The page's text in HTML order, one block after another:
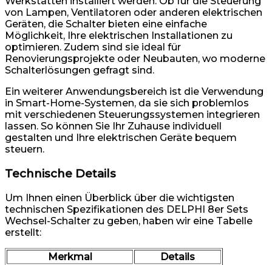
von Lampen, Ventilatoren oder anderen elektrischen
Geräten, die Schalter bieten eine einfache
Möglichkeit, Ihre elektrischen Installationen zu
optimieren. Zudem sind sie ideal für
Renovierungsprojekte oder Neubauten, wo moderne
Schalterlösungen gefragt sind.
Ein weiterer Anwendungsbereich ist die Verwendung
in Smart-Home-Systemen, da sie sich problemlos
mit verschiedenen Steuerungssystemen integrieren
lassen. So können Sie Ihr Zuhause individuell
gestalten und Ihre elektrischen Geräte bequem
steuern.
Technische Details
Um Ihnen einen Überblick über die wichtigsten
technischen Spezifikationen des DELPHI 8er Sets
Wechsel-Schalter zu geben, haben wir eine Tabelle
erstellt:
Merkmal
Details